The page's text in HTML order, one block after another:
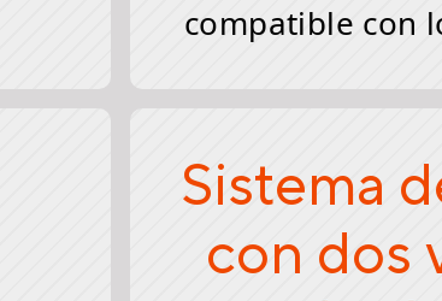
compatible con
Sistema
con dos